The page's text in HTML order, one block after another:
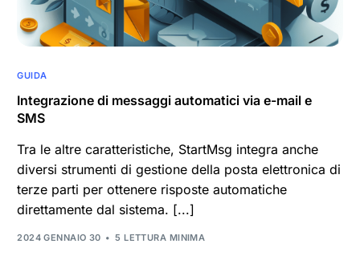
GUIDA
Integrazione di messaggi automatici via e-mail e
SMS
Tra le altre caratteristiche, StartMsg integra anche
diversi strumenti di gestione della posta elettronica di
terze parti per ottenere risposte automatiche
direttamente dal sistema. [...]
2024 GENNAIO 30 5 LETTURA MINIMA